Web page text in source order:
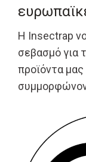
Η Insectrap
σεβασμό για
προϊόντα μας